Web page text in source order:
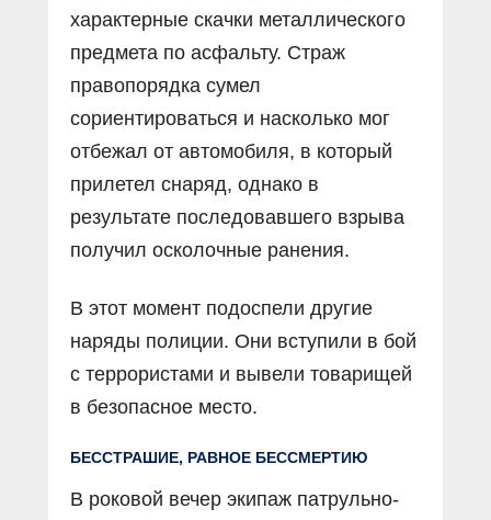
характерные скачки металлического
предмета по асфальту. Страж
правопорядка сумел
сориентироваться и насколько мог
отбежал от автомобиля, в который
прилетел снаряд, однако в
результате последовавшего взрыва
получил осколочные ранения.
В этот момент подоспели другие
наряды полиции. Они вступили в бой
с террористами и вывели товарищей
в безопасное место.
БЕССТРАШИЕ, РАВНОЕ БЕССМЕРТИЮ
В роковой вечер экипаж патрульно-